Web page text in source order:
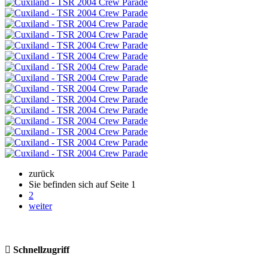
zurück
Sie befinden sich auf Seite 1
2
weiter
Schnellzugriff